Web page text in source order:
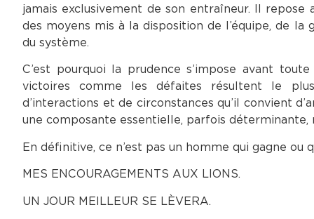
jamais exclusivement de son entraîneur. Il repose
des moyens mis à la disposition de l’équipe, de
du système.
C’est pourquoi la prudence s’impose avant
victoires comme les défaites résultent le plus
d’interactions et de circonstances qu’il convient
une composante essentielle, parfois déterminante,
En définitive, ce n’est pas un homme qui gagne ou
MES ENCOURAGEMENTS AUX LIONS.
UN JOUR MEILLEUR SE LÈVERA.